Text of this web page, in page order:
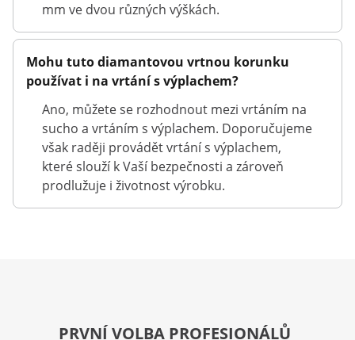
mm ve dvou různých výškách.
Mohu tuto diamantovou vrtnou korunku
používat i na vrtání s výplachem?
Ano, můžete se rozhodnout mezi vrtáním na
sucho a vrtáním s výplachem. Doporučujeme
však raději provádět vrtání s výplachem,
které slouží k Vaší bezpečnosti a zároveň
prodlužuje i životnost výrobku.
PRVNÍ VOLBA PROFESIONÁLŮ